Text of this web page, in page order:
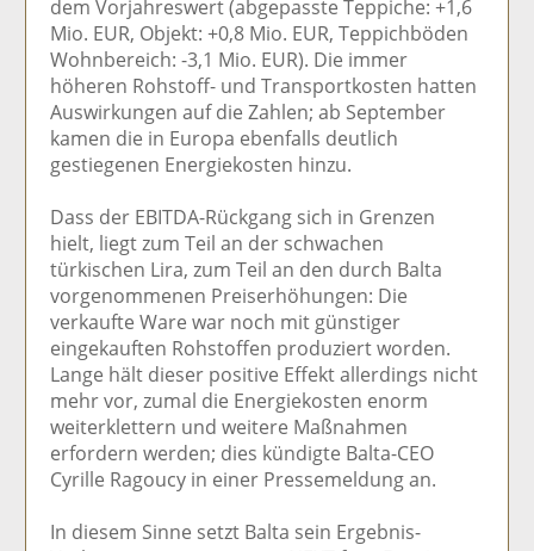
dem Vorjahreswert (abgepasste Teppiche: +1,6
Mio. EUR, Objekt: +0,8 Mio. EUR, Teppichböden
Wohnbereich: -3,1 Mio. EUR). Die immer
höheren Rohstoff- und Transportkosten hatten
Auswirkungen auf die Zahlen; ab September
kamen die in Europa ebenfalls deutlich
gestiegenen Energiekosten hinzu.
Dass der EBITDA-Rückgang sich in Grenzen
hielt, liegt zum Teil an der schwachen
türkischen Lira, zum Teil an den durch Balta
vorgenommenen Preiserhöhungen: Die
verkaufte Ware war noch mit günstiger
eingekauften Rohstoffen produziert worden.
Lange hält dieser positive Effekt allerdings nicht
mehr vor, zumal die Energiekosten enorm
weiterklettern und weitere Maßnahmen
erfordern werden; dies kündigte Balta-CEO
Cyrille Ragoucy in einer Pressemeldung an.
In diesem Sinne setzt Balta sein Ergebnis-